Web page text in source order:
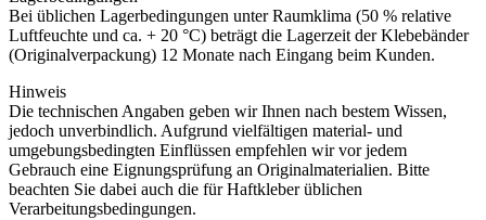
Bei üblichen Lagerbedingungen unter Raumklima (50 % relative
Luftfeuchte und ca. + 20 °C) beträgt die Lagerzeit der Klebebänder
(Originalverpackung) 12 Monate nach Eingang beim Kunden.
Hinweis
Die technischen Angaben geben wir Ihnen nach bestem Wissen,
jedoch unverbindlich. Aufgrund vielfältigen material- und
umgebungsbedingten Einflüssen empfehlen wir vor jedem
Gebrauch eine Eignungsprüfung an Originalmaterialien. Bitte
beachten Sie dabei auch die für Haftkleber üblichen
Verarbeitungsbedingungen.